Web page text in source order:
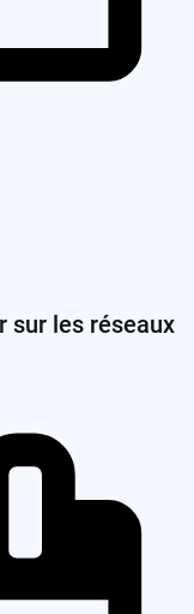
sur les réseaux